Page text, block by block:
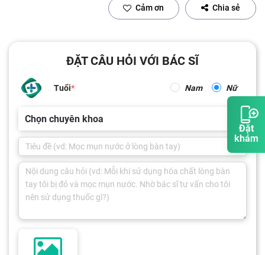
Đặt
khám
Cảm ơn Chia sẻ
ĐẶT CÂU HỎI VỚI BÁC SĨ
Tuổi Nam Nữ
Chọn chuyên khoa